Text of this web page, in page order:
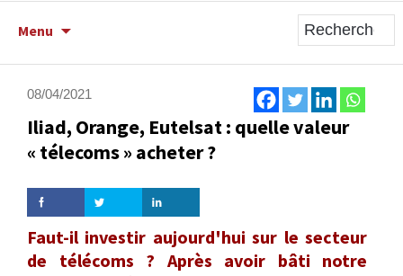
Menu
08/04/2021
Iliad, Orange, Eutelsat : quelle valeur
« télecoms » acheter ?
Faut-il investir aujourd'hui sur le secteur
de télécoms ? Après avoir bâti notre